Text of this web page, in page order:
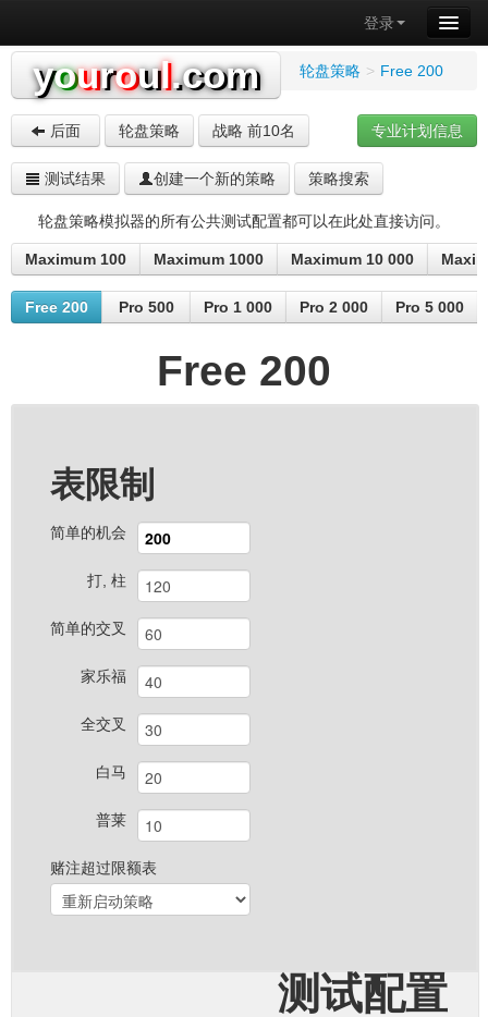
登录
youroul.com 轮盘策略 > Free 200
专业计划信息
后面 轮盘策略 战略 前10名
测试结果 创建一个新的策略 策略搜索
轮盘策略模拟器的所有公共测试配置都可以在此处直接访问。
Maximum 100 Maximum 1000 Maximum 10 000
Free 200 Pro 500 Pro 1 000 Pro 2 000 Pro 5 000
Free 200
表限制
简单的机会
打, 柱
简单的交叉
家乐福
全交叉
白马
普莱
赌注超过限额表
测试配置